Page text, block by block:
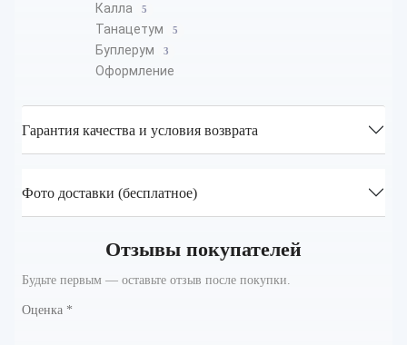
Калла 5
Танацетум 5
Буплерум 3
Оформление
Гарантия качества и условия возврата
Фото доставки (бесплатное)
Отзывы покупателей
Будьте первым — оставьте отзыв после покупки.
Оценка *